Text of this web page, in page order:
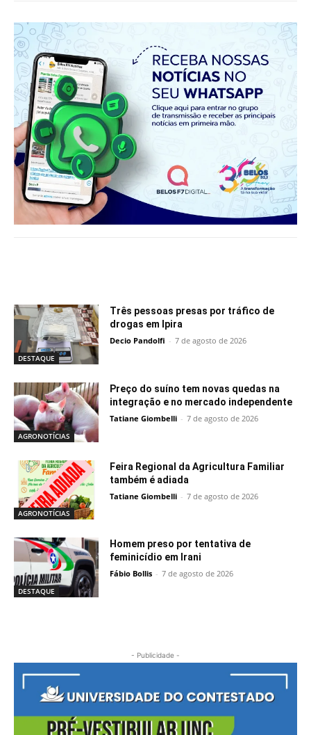
DESTAQUE
Três pessoas presas por tráfico de
drogas em Ipira
Decio Pandolfi - 7 de agosto de 2026
AGRONOTÍCIAS
Preço do suíno tem novas quedas na
integração e no mercado independente
Tatiane Giombelli - 7 de agosto de 2026
AGRONOTÍCIAS
Feira Regional da Agricultura Familiar
também é adiada
Tatiane Giombelli - 7 de agosto de 2026
DESTAQUE
Homem preso por tentativa de
feminicídio em Irani
Fábio Bollis - 7 de agosto de 2026
- Publicidade -